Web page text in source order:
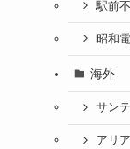
駅前
昭和
海外
サン
アリ